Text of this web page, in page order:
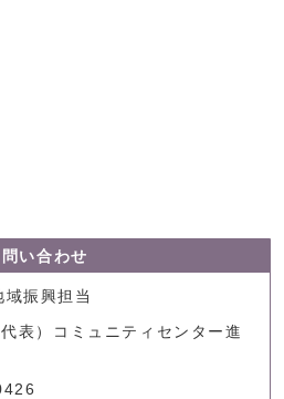
い合わせ
振興担当
表）コミュニティセンター進